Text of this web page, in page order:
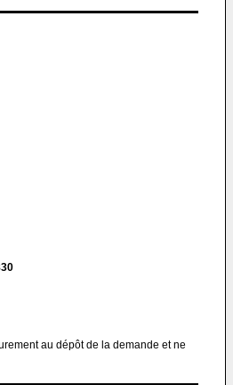
au dépôt de la demande et ne